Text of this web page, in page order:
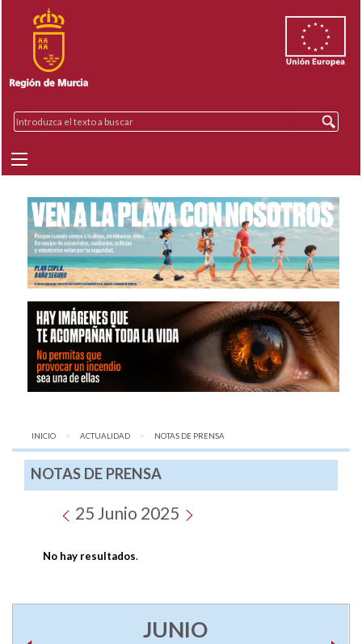
INICIO ACTUALIDAD AQUÍ:
NOTAS DE PRENSA
NOTAS DE PRENSA
25 Junio 2025
No hay resultados.
JUNIO